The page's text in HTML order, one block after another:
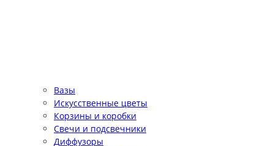
Вазы
Искусственные цветы
Корзины и коробки
Свечи и подсвечники
Диффузоры